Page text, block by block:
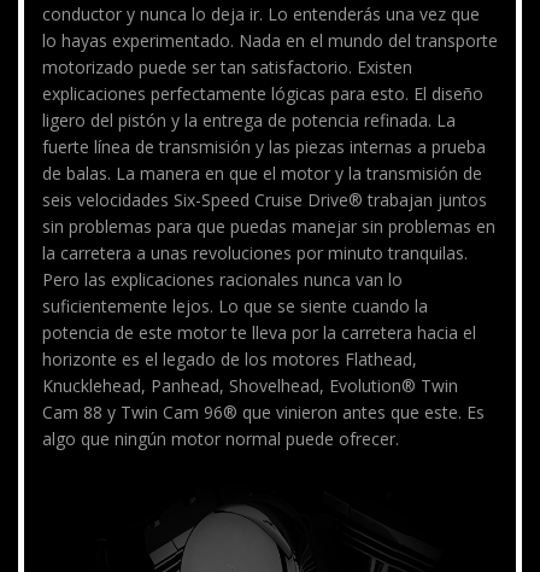
conductor y nunca lo deja ir. Lo entenderás una vez que
lo hayas experimentado. Nada en el mundo del transporte
motorizado puede ser tan satisfactorio. Existen
explicaciones perfectamente lógicas para esto. El diseño
ligero del pistón y la entrega de potencia refinada. La
fuerte línea de transmisión y las piezas internas a prueba
de balas. La manera en que el motor y la transmisión de
seis velocidades Six-Speed Cruise Drive® trabajan juntos
sin problemas para que puedas manejar sin problemas en
la carretera a unas revoluciones por minuto tranquilas.
Pero las explicaciones racionales nunca van lo
suficientemente lejos. Lo que se siente cuando la
potencia de este motor te lleva por la carretera hacia el
horizonte es el legado de los motores Flathead,
Knucklehead, Panhead, Shovelhead, Evolution® Twin
Cam 88 y Twin Cam 96® que vinieron antes que este. Es
algo que ningún motor normal puede ofrecer.